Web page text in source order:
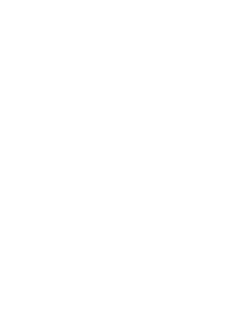
!
』を発表！
e:HEV」を発表!
サイトで公開されました！
し発表！